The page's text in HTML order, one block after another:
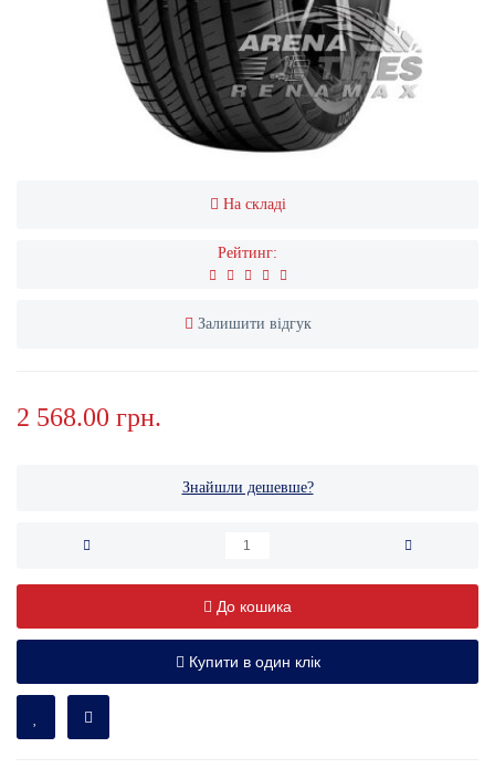
На складі
Рейтинг:
Залишити відгук
2 568.00 грн.
Знайшли дешевше?
До кошика
Купити в один клік